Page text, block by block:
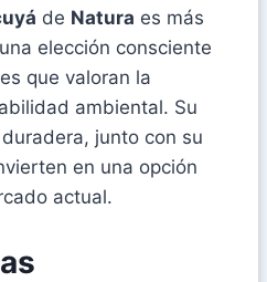
de Natura es más
elección consciente
que valoran la
ambiental. Su
junto con su
en una opción
actual.